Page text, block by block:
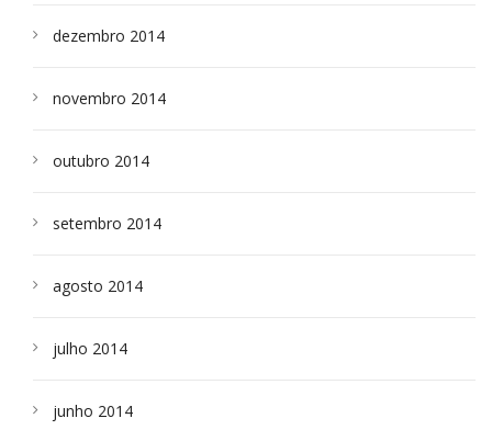
dezembro 2014
novembro 2014
outubro 2014
setembro 2014
agosto 2014
julho 2014
junho 2014